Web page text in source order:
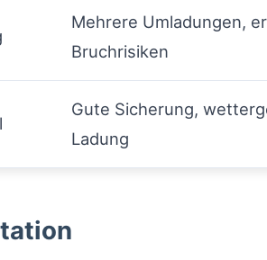
Mehrere Umladungen,
Bruchrisiken
Gute Sicherung,
Ladung